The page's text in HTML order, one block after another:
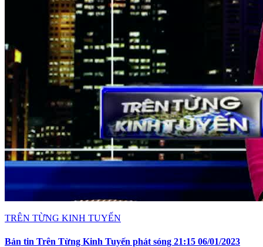
TRÊN TỪNG KINH TUYẾN
Bản tin Trên Từng Kinh Tuyến phát sóng 21:15 06/01/2023